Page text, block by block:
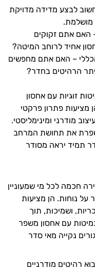
לבצע מדידה מדויקת
מושלמת.
האם אתם זקוקים
אחיד לרוחב המיטה?
– האם אתם מחפשים
הרהיטים בחדר?
זוגיות עם אחסון
פתרון פרקטי
מודרני ומינימליסטי.
משפרת את תחושת המרחב
תמיד יראה מסודר
חכמה לכל מי שמעוניין
נוחות. הן מציעות
ושמיכות, תוך
עם אחסון משפר
נקייה מאי סדר
ניסיון ביבוא רהיטים מודרניים